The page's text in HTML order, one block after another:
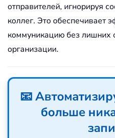
отправителей, игнорируя
коллег. Это обеспечивает
коммуникацию без лишних
организации.
📧
больше